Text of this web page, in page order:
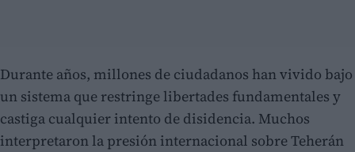
Durante años, millones de ciudadanos han vivido bajo
un sistema que restringe libertades fundamentales y
castiga cualquier intento de disidencia. Muchos
interpretaron la presión internacional sobre Teherán